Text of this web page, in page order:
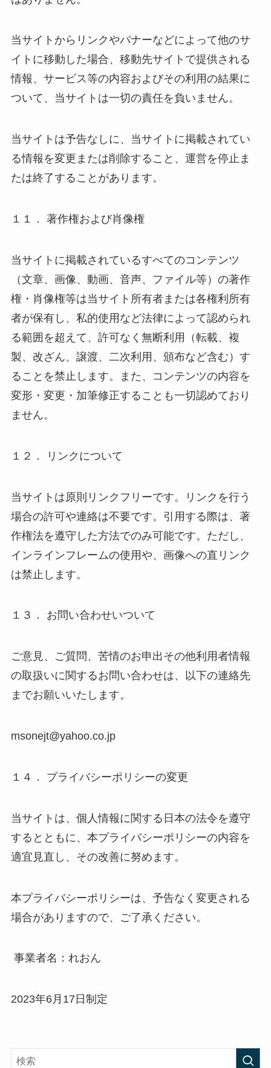
当サイトからリンクやバナーなどによって他のサ
イトに移動した場合、移動先サイトで提供される
情報、サービス等の内容およびその利用の結果に
ついて、当サイトは一切の責任を負いません。
当サイトは予告なしに、当サイトに掲載されてい
る情報を変更または削除すること、運営を停止ま
たは終了することがあります。
１１． 著作権および肖像権
当サイトに掲載されているすべてのコンテンツ
（文章、画像、動画、音声、ファイル等）の著作
権・肖像権等は当サイト所有者または各権利所有
者が保有し、私的使用など法律によって認められ
る範囲を超えて、許可なく無断利用（転載、複
製、改ざん、譲渡、二次利用、頒布など含む）す
ることを禁止します。また、コンテンツの内容を
変形・変更・加筆修正することも一切認めており
ません。
１２． リンクについて
当サイトは原則リンクフリーです。リンクを行う
場合の許可や連絡は不要です。引用する際は、著
作権法を遵守した方法でのみ可能です。ただし、
インラインフレームの使用や、画像への直リンク
は禁止します。
１３． お問い合わせいついて
ご意見、ご質問、苦情のお申出その他利用者情報
の取扱いに関するお問い合わせは、以下の連絡先
までお願いいたします。
msonejt@yahoo.co.jp
１４． プライバシーポリシーの変更
当サイトは、個人情報に関する日本の法令を遵守
するとともに、本プライバシーポリシーの内容を
適宜見直し、その改善に努めます。
本プライバシーポリシーは、予告なく変更される
場合がありますので、ご了承ください。
事業者名：れおん
2023年6月17日制定